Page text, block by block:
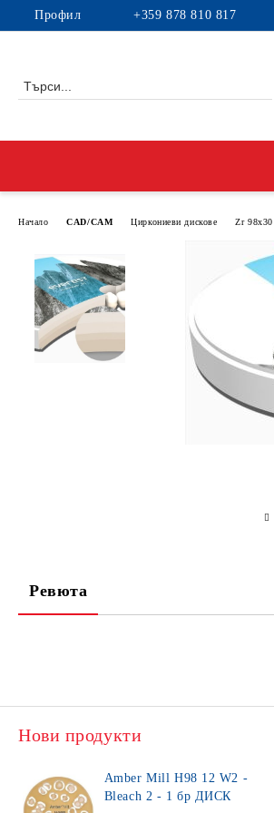
Профил +359 878 810 817
Начало CAD/CAM Циркониеви дискове Zr 98x30
Ревюта
Нови продукти
Amber Mill H98 12 W2 -
Bleach 2 - 1 бр ДИСК